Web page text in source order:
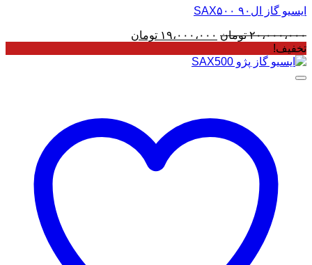
ایسیو گاز ال۹۰ SAX۵۰۰
۲۰،۰۰۰،۰۰۰ تومان قیمت
۱۹،۰۰۰،۰۰۰ تومان
تخفیف!